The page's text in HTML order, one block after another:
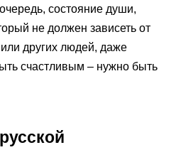
состояние души,
не должен зависеть от
других людей, даже
счастливым – нужно быть